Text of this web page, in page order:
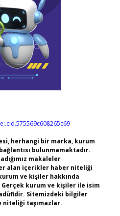
herhangi bir marka, kurum
bulunmamaktadır.
makaleler
alan içerikler haber niteliği
ve kişiler hakkında
Gerçek kurum ve kişiler ile isim
Sitemizdeki bilgiler
taşımazlar.